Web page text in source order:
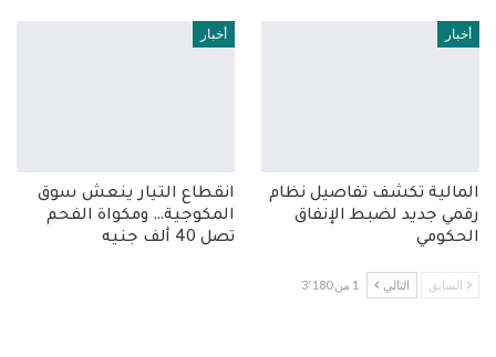
أخبار
المالية تكشف تفاصيل نظام
رقمي جديد لضبط الإنفاق
الحكومي
أخبار
انقطاع التيار ينعش سوق
المكوجية… ومكواة الفحم
تصل 40 ألف جنيه
السابق التالي 1 من 3٬180